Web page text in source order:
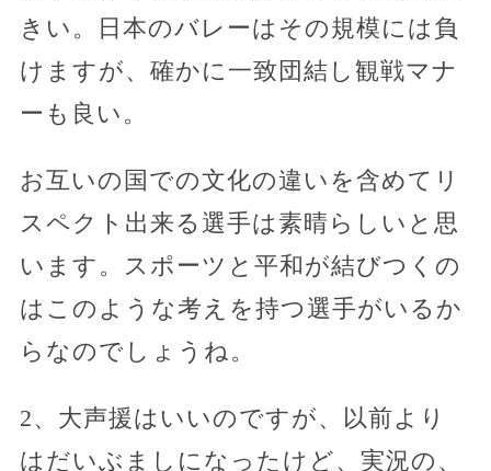
きい。日本のバレーはその規模には負
けますが、確かに一致団結し観戦マナ
ーも良い。
お互いの国での文化の違いを含めてリ
スペクト出来る選手は素晴らしいと思
います。スポーツと平和が結びつくの
はこのような考えを持つ選手がいるか
らなのでしょうね。
2、大声援はいいのですが、以前より
はだいぶましになったけど、実況の、